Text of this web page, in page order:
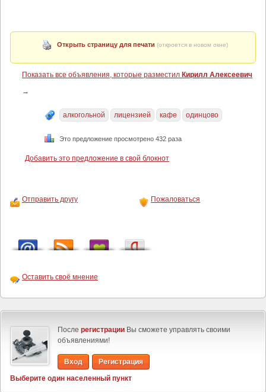
Открыть страницу для печати (откроется в новом окне)
Показать все объявления, которые разместил Кирилл Алексеевич
→
алкогольной лицензией кафе одинцово
Это предложение просмотрено 432 раза
Добавить это предложение в свой блокнот
Отправить другу Пожаловаться
Оставить своё мнение
После регистрации Вы сможете управлять своими
объявлениями!
Вход
Регистрация
Выберите один населенный пункт